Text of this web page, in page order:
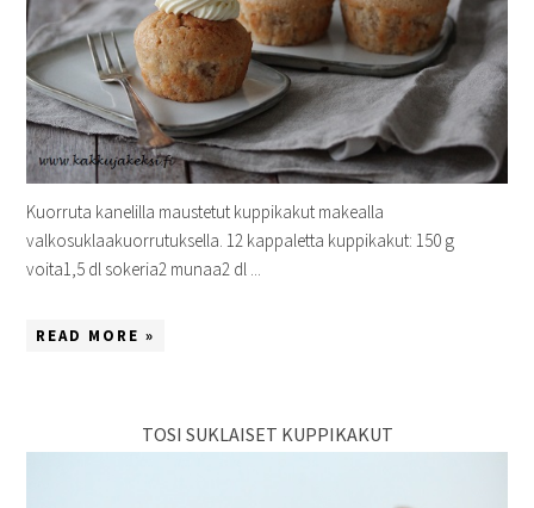
Kuorruta kanelilla maustetut kuppikakut makealla
valkosuklaakuorrutuksella. 12 kappaletta kuppikakut: 150 g
voita1,5 dl sokeria2 munaa2 dl ...
READ MORE »
TOSI SUKLAISET KUPPIKAKUT